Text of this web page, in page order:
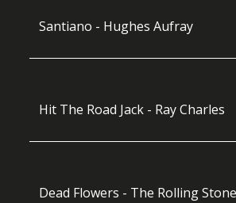
Santiano - Hughes Aufray
Hit The Road Jack - Ray Charles
Dead Flowers - The Rolling